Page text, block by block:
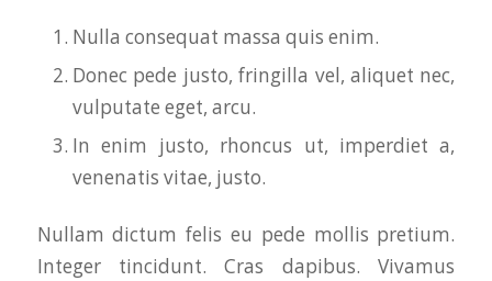
Nulla consequat massa quis enim.
Donec pede justo, fringilla vel, aliquet nec,
vulputate eget, arcu.
In enim justo, rhoncus ut, imperdiet a,
venenatis vitae, justo.
Nullam dictum felis eu pede mollis pretium.
Integer tincidunt. Cras dapibus. Vivamus